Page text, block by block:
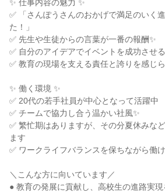
✨ 仕事内容の魅力 ✨
✅ 「さんぽうさんのおかげで満足のいく
た！」
✅ 先生や生徒からの言葉が一番の報酬✨
✅ 自分のアイデアでイベントを成功させ
✅ 教育の現場を支える責任と誇りを感じ
✨ 働く環境 ✨
✅ 20代の若手社員が中心となって活躍中
✅ チームで協力し合う温かい社風✨
✅ 繁忙期はありますが、その分夏休みな
ます
✅ ワークライフバランスを保ちながら働
＼こんな方に向いています／
● 教育の発展に貢献し、高校生の進路実